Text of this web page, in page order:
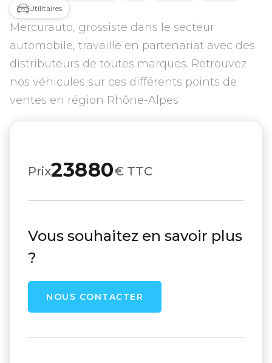
Utilitaires
Mercurauto, grossiste dans le secteur
automobile, travaille en partenariat avec des
distributeurs de toutes marques. Retrouvez
nos véhicules sur ces différents points de
ventes en région Rhône-Alpes
Prix23880€ TTC
Vous souhaitez en savoir plus
?
NOUS CONTACTER